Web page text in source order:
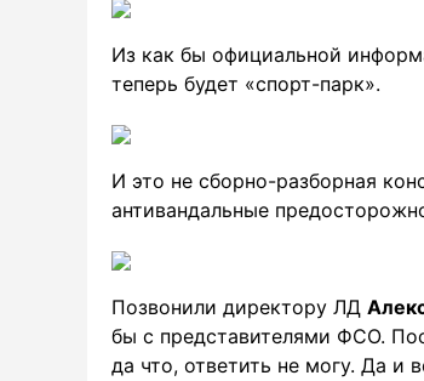
Из как бы официальной
теперь будет «спорт-парк».
И это не сборно-разборная
антивандальные
Позвонили директору ЛД
бы с представителями ФСО.
да что, ответить не могу. Да и